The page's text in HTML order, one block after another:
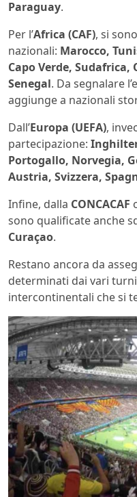
Paraguay.
Per l’Africa (CAF), si
nazionali: Marocco,
Capo Verde, Sudafrica,
Senegal. Da segnalare
aggiunge a nazionali
Dall’Europa (UEFA),
partecipazione:
Portogallo, Norvegia,
Austria, Svizzera,
Infine, dalla CONCACAF
sono qualificate anche
Curaçao.
Restano ancora da
determinati dai vari
intercontinentali che si